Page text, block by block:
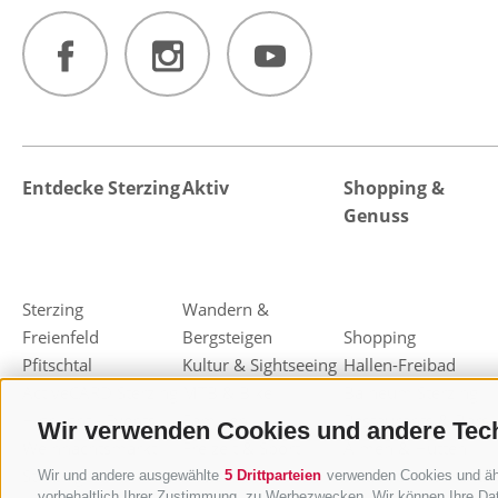
Wir verwenden Cookies und andere
Wir und andere ausgewählte 5 Drittparteien verwenden Cookies und
Entdecke Sterzing
Sterzing
Freienfeld
Pfitschtal
Highlight - Events
Sterzing
Aktiv
Wandern &
Bergsteigen
Kultur & Sightseeing
Familien
Skifahren
Shopping &
Genuss
Shopping
Hallen-Freibad
Restaurants & Bars
Haubenrestaurants